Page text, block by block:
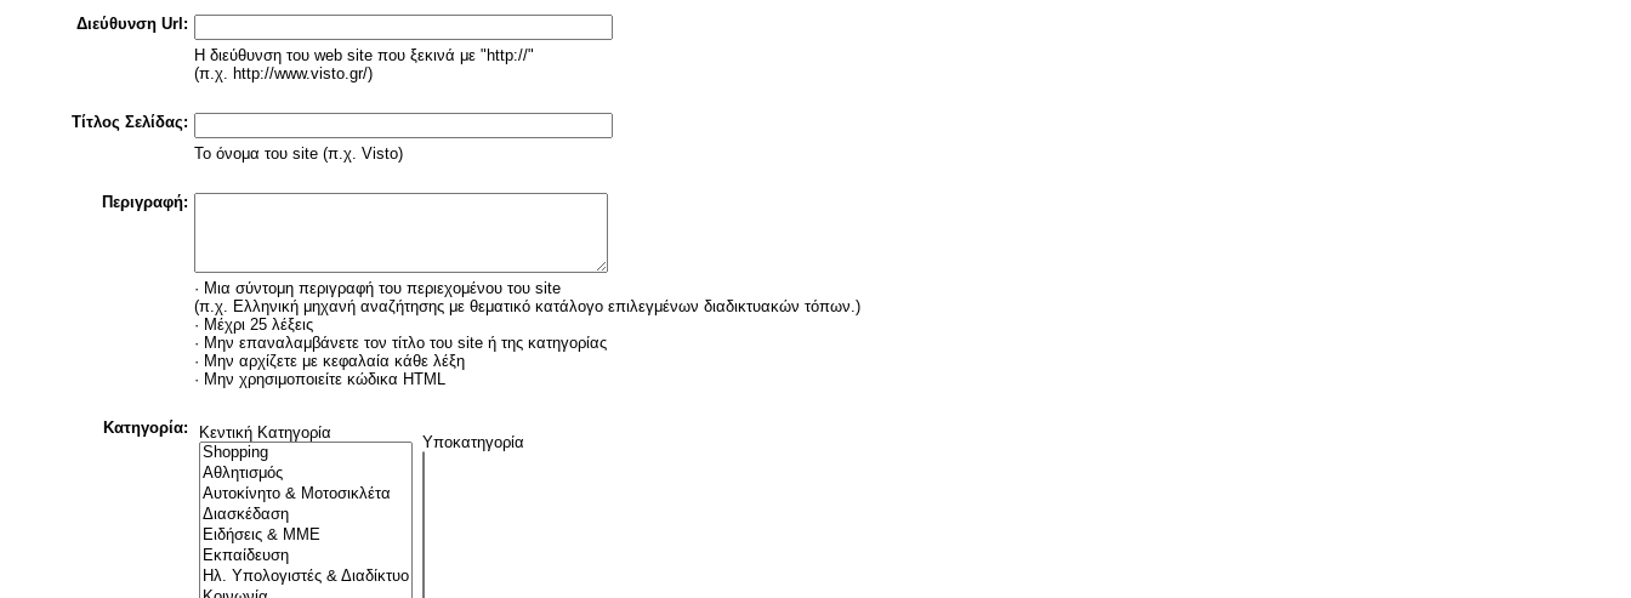
Διεύθυνση Url:
Η διεύθυνση του web site που ξεκινά με "http://"
(π.χ. http://www.visto.gr/)
Τίτλος Σελίδας:
Το όνομα του site (π.χ. Visto)
Περιγραφή:
· Μια σύντομη περιγραφή του περιεχομένου του site
(π.χ. Ελληνική μηχανή αναζήτησης με θεματικό κατάλογο επιλεγμένων διαδικτυακών τόπων.)
· Μέχρι 25 λέξεις
· Μην επαναλαμβάνετε τον τίτλο του site ή της κατηγορίας
· Μην αρχίζετε με κεφαλαία κάθε λέξη
· Μην χρησιμοποιείτε κώδικα HTML
Κατηγορία: Κεντική Κατηγορία
Υποκατηγορία